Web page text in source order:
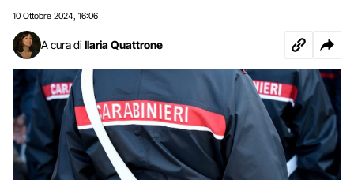
10 Ottobre 2024 16:06
A cura di Ilaria Quattrone